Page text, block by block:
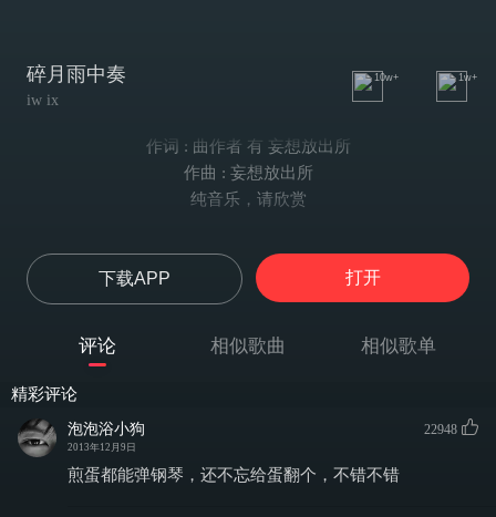
碎月雨中奏
iw ix
10w+ 1w+
作词 : 曲作者 有 妄想放出所
作曲 : 妄想放出所
纯音乐，请欣赏
下载APP 打开
评论 相似歌曲 相似歌单
精彩评论
泡泡浴小狗
2013年12月9日
22948
煎蛋都能弹钢琴，还不忘给蛋翻个，不错不错